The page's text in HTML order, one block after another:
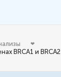
BRCA1 и BRCA2